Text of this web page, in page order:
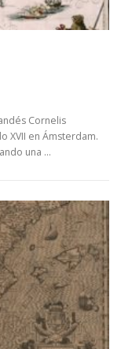
Cornelis
XVII en Ámsterdam.
una …